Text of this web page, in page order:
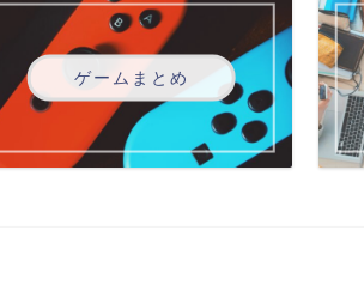
ゲームまとめ